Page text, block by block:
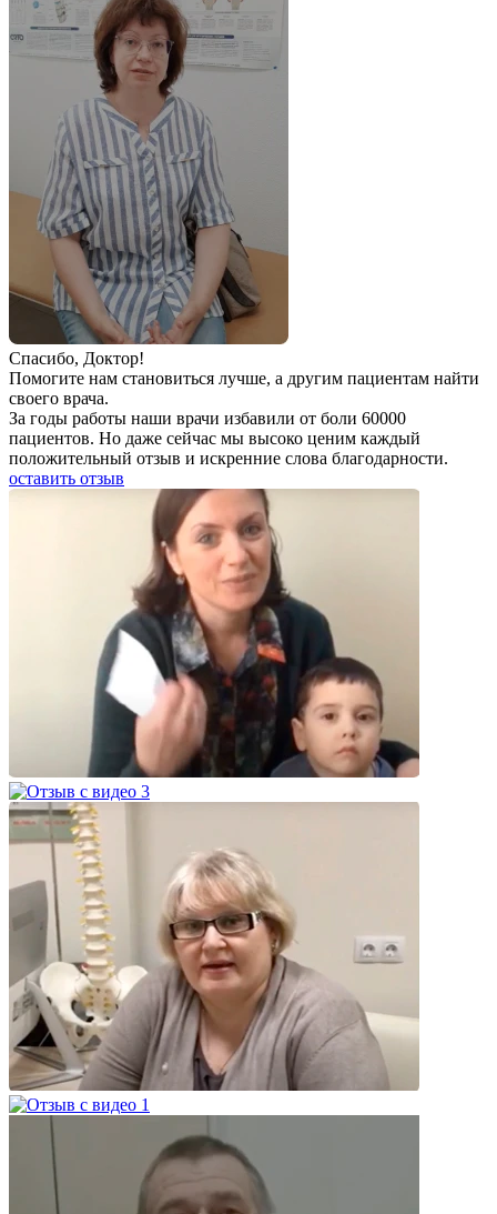
Спаcибо, Доктор!
Помогите нам становиться лучше, а другим пациентам найти
своего врача.
За годы работы наши врачи избавили от боли 60000
пациентов. Но даже сейчас мы высоко ценим каждый
положительный отзыв и искренние слова благодарности.
оставить отзыв